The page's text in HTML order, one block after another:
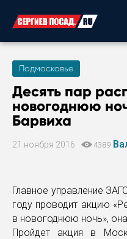
Подмосковье
Десять пар
новогоднюю
Барвиха
21 ноября 2016 4389
Главное управление
году проводит акцию
в новогоднюю ночь»,
Пройдет акция в